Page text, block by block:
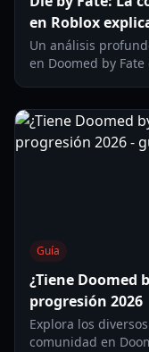
en Roblox
Un análisis
en Doomed by
Guía
¿Tiene Doomed
progresión 2026
Explora los
comunidad en